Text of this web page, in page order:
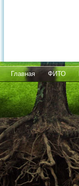
Главная ФИТО